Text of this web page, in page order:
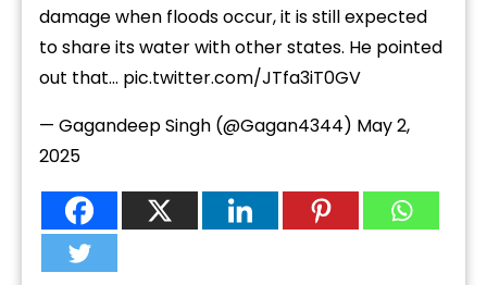
damage when floods occur, it is still expected
to share its water with other states. He pointed
out that… pic.twitter.com/JTfa3iT0GV
— Gagandeep Singh (@Gagan4344) May 2,
2025